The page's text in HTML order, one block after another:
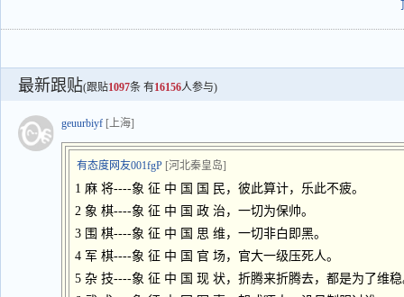
最新跟贴(跟贴1097条 有16156人参与)
geuurbiyf [上海]
有态度网友001fgP [河北秦皇岛]
1 麻 将----象 征 中 国 国 民，彼此算计，乐此不疲。
2 象 棋----象 征 中 国 政 治，一切为保帅。
3 围 棋----象 征 中 国 思 维，一切非白即黑。
4 军 棋----象 征 中 国 官 场，官大一级压死人。
5 杂 技----象 征 中 国 现 状，折腾来折腾去，都是为了维